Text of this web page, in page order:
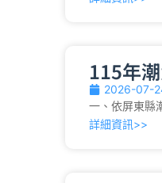
115年
2026-07-
一、依屏東縣
詳細資訊>>